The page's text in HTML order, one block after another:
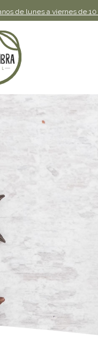
de lunes a viernes de